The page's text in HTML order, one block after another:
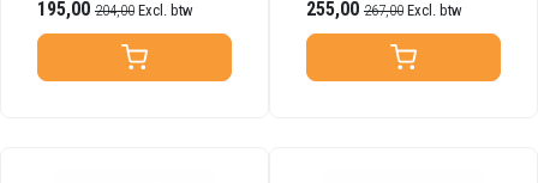
195,00 204,00 Excl. btw 255,00 267,00 Excl. btw